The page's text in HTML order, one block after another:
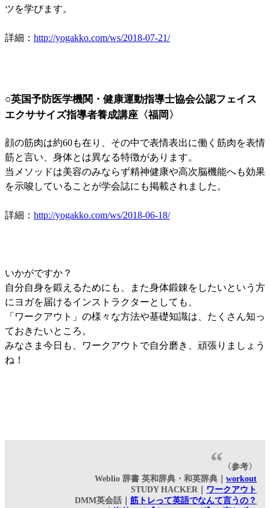
ツを学びます。
詳細： http://yogakko.com/ws/2018-07-21/
○英国予防医学機関・健康運動指導士協会公認フェイス
エクササイズ指導者養成講座〈福岡〉
顔の筋肉は約60も在り、その中で表情表出に働く筋肉を表情
筋と言い、身体とは異なる特徴があります。
当メソッドは美容のみならず精神健康や高次脳機能へも効果
を示唆していることが学会誌にも掲載されました。
詳細： http://yogakko.com/ws/2018-06-18/
いかがですか？
自分自身を鍛えるためにも、また身体鍛錬をしたいという方
にヨガを届けるインストラクターとしても、
「ワークアウト」の様々な方法や基礎知識は、たくさん知っ
ておきたいところ。
みなさま今日も、ワークアウトで自分磨き、頑張りましょう
ね！
〈参考〉
Weblio 辞書 英和辞典・和英辞典｜ workout
STUDY HACKER｜ ワークアウト
DMM英会話｜ 筋トレって英語でなんて言うの？